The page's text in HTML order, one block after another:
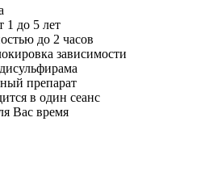
1 до 5 лет
до 2 часов
зависимости
препарат
в один сеанс
Вас время